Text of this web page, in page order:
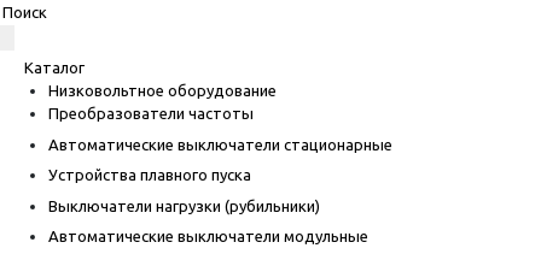
Каталог
Низковольтное оборудование
Преобразователи частоты
Автоматические выключатели стационарные
Устройства плавного пуска
Выключатели нагрузки (рубильники)
Автоматические выключатели модульные